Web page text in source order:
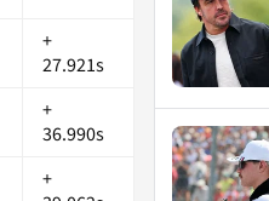
+
27.921s
+
36.990s
+